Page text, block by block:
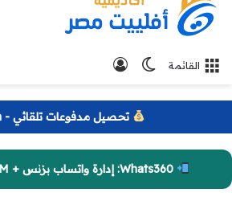
القائمة
الوضع
تحصيل مدفوعات تلقائي - EGCash
Whats360: إدارة واتساب بزنس + CRM + أتمتة كاملة